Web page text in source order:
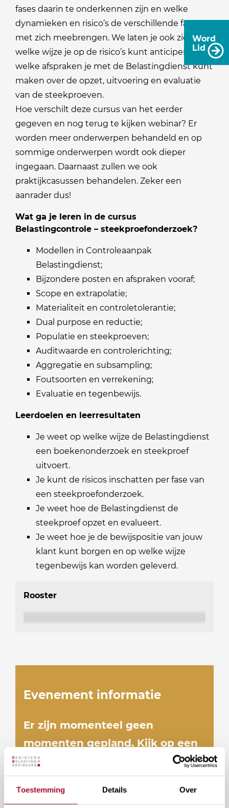
Toestemming Details Over
Word
Lid
fases daarin te onderkennen zijn en welke
dynamieken en risico’s de verschillende fases
met zich meebrengen. We laten je ook zien op
welke wijze je op de risico’s kunt anticiperen en
welke afspraken je met de Belastingdienst kunt
maken over de opzet, uitvoering en evaluatie
van de steekproeven.
Hoe verschilt deze cursus van het eerder
gegeven en nog terug te kijken webinar? Er
worden meer onderwerpen behandeld en op
sommige onderwerpen wordt ook dieper
ingegaan. Daarnaast zullen we ook
praktijkcasussen behandelen. Zeker een
aanrader dus!
Wat ga je leren in de cursus
Belastingcontrole – steekproefonderzoek?
Modellen in Controleaanpak
Belastingdienst;
Bijzondere posten en afspraken vooraf;
Scope en extrapolatie;
Materialiteit en controletolerantie;
Dual purpose en reductie;
Populatie en steekproeven;
Auditwaarde en controlerichting;
Aggregatie en subsampling;
Foutsoorten en verrekening;
Evaluatie en tegenbewijs.
Leerdoelen en leerresultaten
Je weet op welke wijze de Belastingdienst
een boekenonderzoek en steekproef
uitvoert.
Je kunt de risicos inschatten per fase van
een steekproefonderzoek.
Je weet hoe de Belastingdienst de
steekproef opzet en evalueert.
Je weet hoe je de bewijspositie van jouw
klant kunt borgen en op welke wijze
tegenbewijs kan worden geleverd.
Rooster
Evenement informatie
Er zijn momenteel geen
momenten gepland. Kijk op een
later moment nog eens.